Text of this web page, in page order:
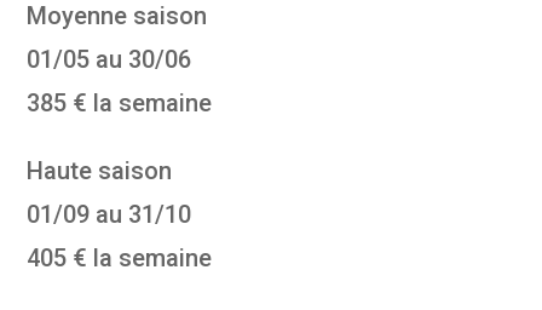
Moyenne saison
01/05 au 30/06
385 € la semaine
Haute saison
01/09 au 31/10
405 € la semaine